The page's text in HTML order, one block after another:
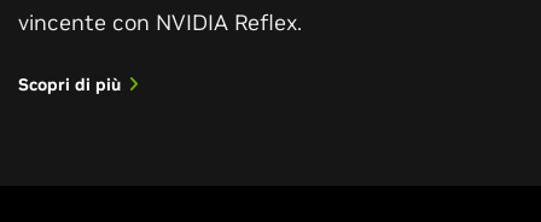
vincente con NVIDIA Reflex.
Scopri di più